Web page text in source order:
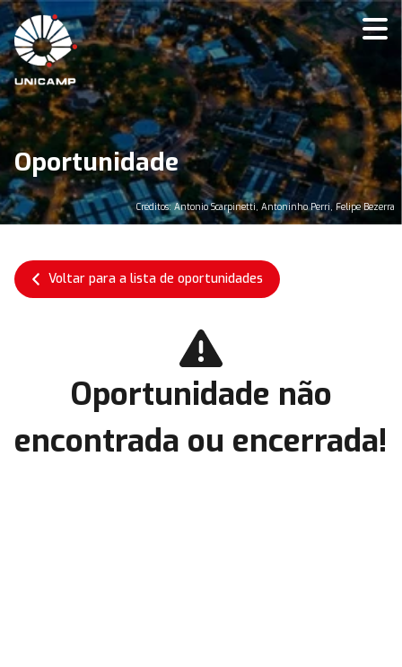
Oportunidade
Créditos: Antonio Scarpinetti, Antoninho Perri, Felipe Bezerra
Voltar para a lista de oportunidades
Oportunidade não
encontrada ou encerrada!